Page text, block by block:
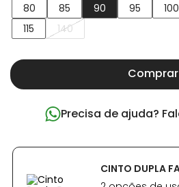
80
85 90 95 100
115
140
Comprar
Precisa de ajuda?
CINTO DUPLA